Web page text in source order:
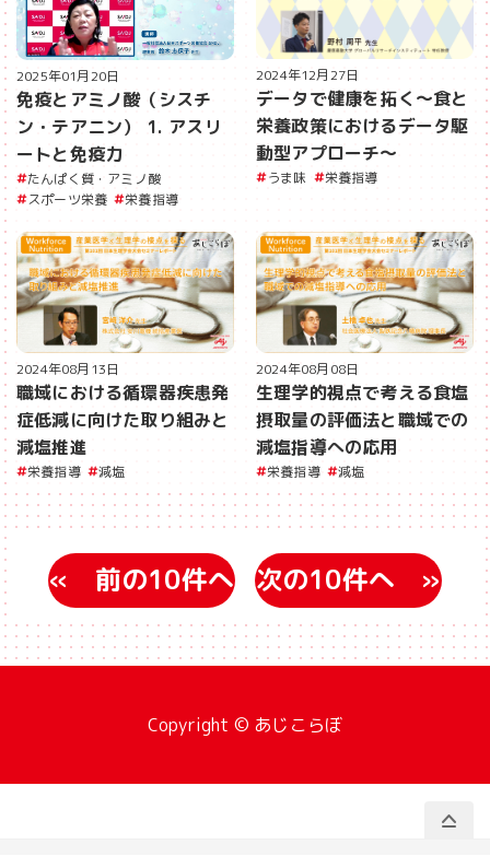
2025年01月20日
免疫とアミノ酸（シスチ
ン・テアニン） 1. アスリ
ートと免疫力
たんぱく質・アミノ酸
スポーツ栄養
栄養指導
2024年12月27日
データで健康を拓く〜食と
栄養政策におけるデータ駆
動型アプローチ〜
うま味 栄養指導
2024年08月13日
職域における循環器疾患発
症低減に向けた取り組みと
減塩推進
栄養指導 減塩
2024年08月08日
生理学的視点で考える食塩
摂取量の評価法と職域での
減塩指導への応用
栄養指導 減塩
« »
Copyright © あじこらぼ